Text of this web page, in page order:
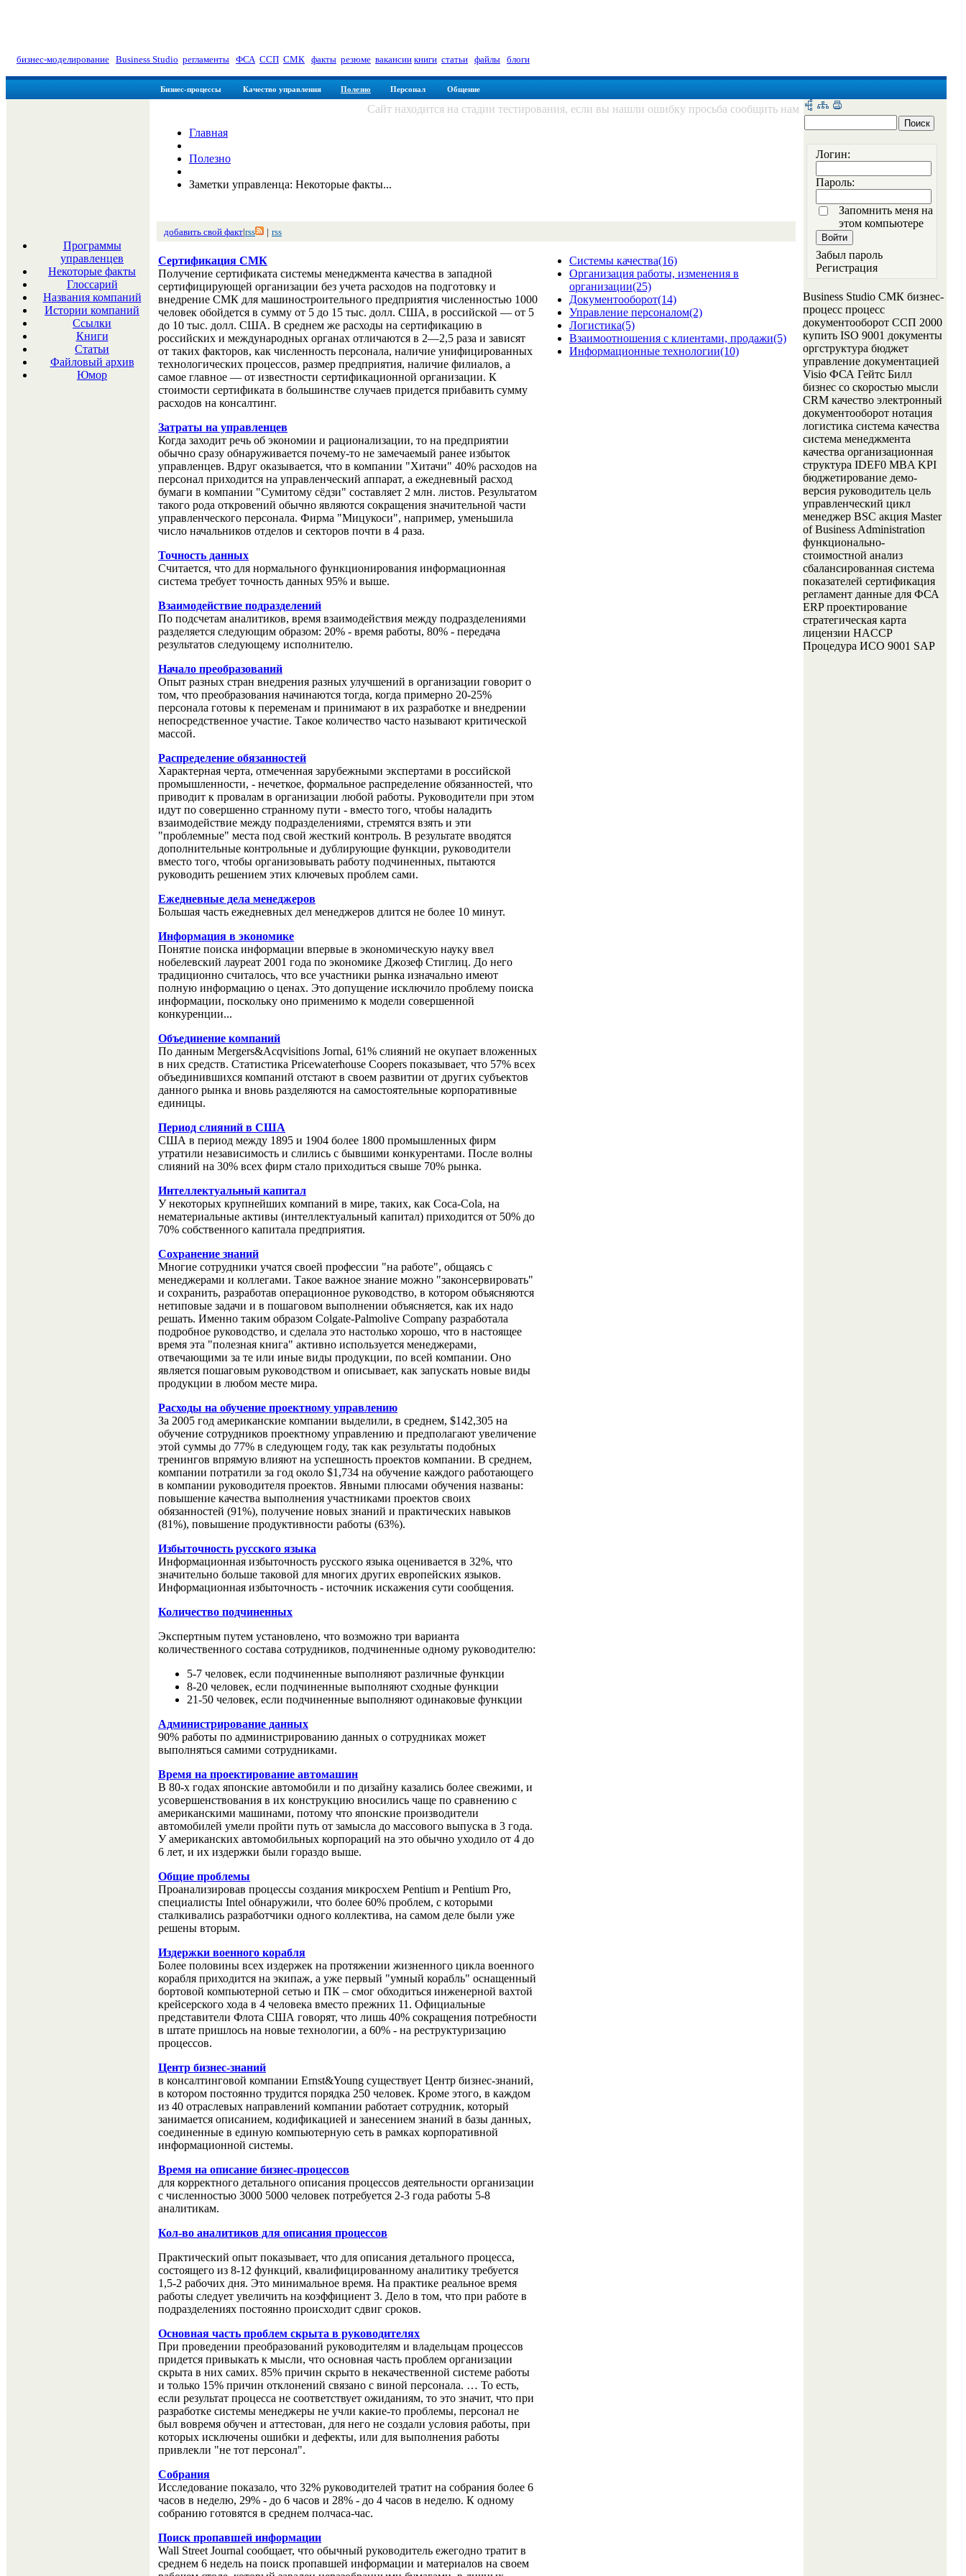
бизнес-моделирование Business Studio регламенты ФСА| ССП СМК факты резюме вакансии книги статьи файлы блоги
Бизнес-процессы Качество управления Полезно Персонал Общение
Программы
управленцев
Некоторые факты
Глоссарий
Названия компаний
Истории компаний
Ссылки
Книги
Статьи
Файловый архив
Юмор
Сайт находится на стадии тестирования, если вы нашли ошибку просьба сообщить нам
Главная
Полезно
Заметки управленца: Некоторые факты...
добавить свой факт|rss | rss
Сертификация СМК
Получение сертификата системы менеджмента качества в западной
сертифицирующей организации без учета расходов на подготовку и
внедрение СМК для машиностроительного предприятия численностью 1000
человек обойдется в сумму от 5 до 15 тыс. долл. США, в российской — от 5
до 10 тыс. долл. США. В среднем же расходы на сертификацию в
российских и международных органах отличаются в 2—2,5 раза и зависят
от таких факторов, как численность персонала, наличие унифицированных
технологических процессов, размер предприятия, наличие филиалов, а
самое главное — от известности сертификационной организации. К
стоимости сертификата в большинстве случаев придется прибавить сумму
расходов на консалтинг.
Затраты на управленцев
Когда заходит речь об экономии и рационализации, то на предприятии
обычно сразу обнаруживается почему-то не замечаемый ранее избыток
управленцев. Вдруг оказывается, что в компании "Хитачи" 40% расходов на
персонал приходится на управленческий аппарат, а ежедневный расход
бумаги в компании "Сумитому сёдзи" составляет 2 млн. листов. Результатом
такого рода откровений обычно являются сокращения значительной части
управленческого персонала. Фирма "Мицукоси", например, уменьшила
число начальников отделов и секторов почти в 4 раза.
Точность данных
Считается, что для нормального функционирования информационная
система требует точность данных 95% и выше.
Взаимодействие подразделений
По подсчетам аналитиков, время взаимодействия между подразделениями
разделяется следующим образом: 20% - время работы, 80% - передача
результатов следующему исполнителю.
Начало преобразований
Опыт разных стран внедрения разных улучшений в организации говорит о
том, что преобразования начинаются тогда, когда примерно 20-25%
персонала готовы к переменам и принимают в их разработке и внедрении
непосредственное участие. Такое количество часто называют критической
массой.
Распределение обязанностей
Характерная черта, отмеченная зарубежными экспертами в российской
промышленности, - нечеткое, формальное распределение обязанностей, что
приводит к провалам в организации любой работы. Руководители при этом
идут по совершенно странному пути - вместо того, чтобы наладить
взаимодействие между подразделениями, стремятся взять и эти
"проблемные" места под свой жесткий контроль. В результате вводятся
дополнительные контрольные и дублирующие функции, руководители
вместо того, чтобы организовывать работу подчиненных, пытаются
руководить решением этих ключевых проблем сами.
Ежедневные дела менеджеров
Большая часть ежедневных дел менеджеров длится не более 10 минут.
Информация в экономике
Понятие поиска информации впервые в экономическую науку ввел
нобелевский лауреат 2001 года по экономике Джозеф Стиглиц. До него
традиционно считалось, что все участники рынка изначально имеют
полную информацию о ценах. Это допущение исключило проблему поиска
информации, поскольку оно применимо к модели совершенной
конкуренции...
Объединение компаний
По данным Mergers&Acqvisitions Jornal, 61% слияний не окупает вложенных
в них средств. Статистика Pricewaterhouse Coopers показывает, что 57% всех
объединившихся компаний отстают в своем развитии от других субъектов
данного рынка и вновь разделяются на самостоятельные корпоративные
единицы.
Период слияний в США
США в период между 1895 и 1904 более 1800 промышленных фирм
утратили независимость и слились с бывшими конкурентами. После волны
слияний на 30% всех фирм стало приходиться свыше 70% рынка.
Интеллектуальный капитал
У некоторых крупнейших компаний в мире, таких, как Coca-Cola, на
нематериальные активы (интеллектуальный капитал) приходится от 50% до
70% собственного капитала предприятия.
Сохранение знаний
Многие сотрудники учатся своей профессии "на работе", общаясь с
менеджерами и коллегами. Такое важное знание можно "законсервировать"
и сохранить, разработав операционное руководство, в котором объясняются
нетиповые задачи и в пошаговом выполнении объясняется, как их надо
решать. Именно таким образом Colgate-Palmolive Company разработала
подробное руководство, и сделала это настолько хорошо, что в настоящее
время эта "полезная книга" активно используется менеджерами,
отвечающими за те или иные виды продукции, по всей компании. Оно
является пошаговым руководством и описывает, как запускать новые виды
продукции в любом месте мира.
Расходы на обучение проектному управлению
За 2005 год американские компании выделили, в среднем, $142,305 на
обучение сотрудников проектному управлению и предполагают увеличение
этой суммы до 77% в следующем году, так как результаты подобных
тренингов впрямую влияют на успешность проектов компании. В среднем,
компании потратили за год около $1,734 на обучение каждого работающего
в компании руководителя проектов. Явными плюсами обучения названы:
повышение качества выполнения участниками проектов своих
обязанностей (91%), получение новых знаний и практических навыков
(81%), повышение продуктивности работы (63%).
Избыточность русского языка
Информационная избыточность русского языка оценивается в 32%, что
значительно больше таковой для многих других европейских языков.
Информационная избыточность - источник искажения сути сообщения.
Количество подчиненных
Экспертным путем установлено, что возможно три варианта
количественного состава сотрудников, подчиненные одному руководителю:
5-7 человек, если подчиненные выполняют различные функции
8-20 человек, если подчиненные выполняют сходные функции
21-50 человек, если подчиненные выполняют одинаковые функции
Администрирование данных
90% работы по администрированию данных о сотрудниках может
выполняться самими сотрудниками.
Время на проектирование автомашин
В 80-х годах японские автомобили и по дизайну казались более свежими, и
усовершенствования в их конструкцию вносились чаще по сравнению с
американскими машинами, потому что японские производители
автомобилей умели пройти путь от замысла до массового выпуска в 3 года.
У американских автомобильных корпораций на это обычно уходило от 4 до
6 лет, и их издержки были гораздо выше.
Общие проблемы
Проанализировав процессы создания микросхем Pentium и Pentium Pro,
специалисты Intel обнаружили, что более 60% проблем, с которыми
сталкивались разработчики одного коллектива, на самом деле были уже
решены вторым.
Издержки военного корабля
Более половины всех издержек на протяжении жизненного цикла военного
корабля приходится на экипаж, а уже первый "умный корабль" оснащенный
бортовой компьютерной сетью и ПК – смог обходиться инженерной вахтой
крейсерского хода в 4 человека вместо прежних 11. Официальные
представители Флота США говорят, что лишь 40% сокращения потребности
в штате пришлось на новые технологии, а 60% - на реструктуризацию
процессов.
Центр бизнес-знаний
в консалтинговой компании Ernst&Young существует Центр бизнес-знаний,
в котором постоянно трудится порядка 250 человек. Кроме этого, в каждом
из 40 отраслевых направлений компании работает сотрудник, который
занимается описанием, кодификацией и занесением знаний в базы данных,
соединенные в единую компьютерную сеть в рамках корпоративной
информационной системы.
Время на описание бизнес-процессов
для корректного детального описания процессов деятельности организации
с численностью 3000 5000 человек потребуется 2-3 года работы 5-8
аналитикам.
Кол-во аналитиков для описания процессов
Практический опыт показывает, что для описания детального процесса,
состоящего из 8-12 функций, квалифицированному аналитику требуется
1,5-2 рабочих дня. Это минимальное время. На практике реальное время
работы следует увеличить на коэффициент 3. Дело в том, что при работе в
подразделениях постоянно происходит сдвиг сроков.
Основная часть проблем скрыта в руководителях
При проведении преобразований руководителям и владельцам процессов
придется привыкать к мысли, что основная часть проблем организации
скрыта в них самих. 85% причин скрыто в некачественной системе работы
и только 15% причин отклонений связано с виной персонала. … То есть,
если результат процесса не соответствует ожиданиям, то это значит, что при
разработке системы менеджеры не учли какие-то проблемы, персонал не
был вовремя обучен и аттестован, для него не создали условия работы, при
которых исключены ошибки и дефекты, или для выполнения работы
привлекли "не тот персонал".
Собрания
Исследование показало, что 32% руководителей тратит на собрания более 6
часов в неделю, 29% - до 6 часов и 28% - до 4 часов в неделю. К одному
собранию готовятся в среднем полчаса-час.
Поиск пропавшей информации
Wall Street Journal сообщает, что обычный руководитель ежегодно тратит в
среднем 6 недель на поиск пропавшей информации и материалов на своем
Системы качества(16)
Организация работы, изменения в
организации(25)
Документооборот(14)
Управление персоналом(2)
Логистика(5)
Взаимоотношения с клиентами, продажи(5)
Информационные технологии(10)
Логин:
Пароль:
Запомнить меня на
этом компьютере
Забыл пароль
Регистрация
Business Studio СМК бизнес-
процесс процесс
документооборот ССП 2000
купить ISO 9001 документы
оргструктура бюджет
управление документацией
Visio ФСА Гейтс Билл
бизнес со скоростью мысли
CRM качество электронный
документооборот нотация
логистика система качества
система менеджмента
качества организационная
структура IDEF0 MBA KPI
бюджетирование демо-
версия руководитель цель
управленческий цикл
менеджер BSC акция Master
of Business Administration
функционально-
стоимостной анализ
сбалансированная система
показателей сертификация
регламент данные для ФСА
ERP проектирование
стратегическая карта
лицензии HACCP
Процедура ИСО 9001 SAP